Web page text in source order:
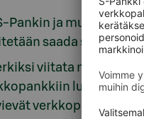
Pankin ja muiden
saada selville
viitata
lukemaan
verkkopankin